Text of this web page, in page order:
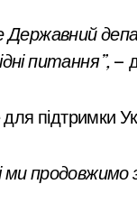
Державний
питання”,—
підтримки
ми